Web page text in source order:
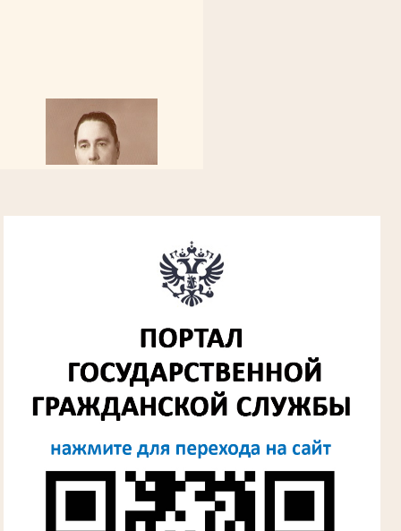
Алферьев Сергей Григорьевич
Участник Великой Отечественной войны
Председатель Губкинского городского